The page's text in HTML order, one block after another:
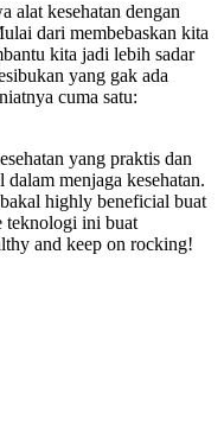
alat kesehatan dengan
dari membebaskan kita
kita jadi lebih sadar
yang gak ada
cuma satu:
yang praktis dan
menjaga kesehatan.
highly beneficial buat
teknologi ini buat
and keep on rocking!